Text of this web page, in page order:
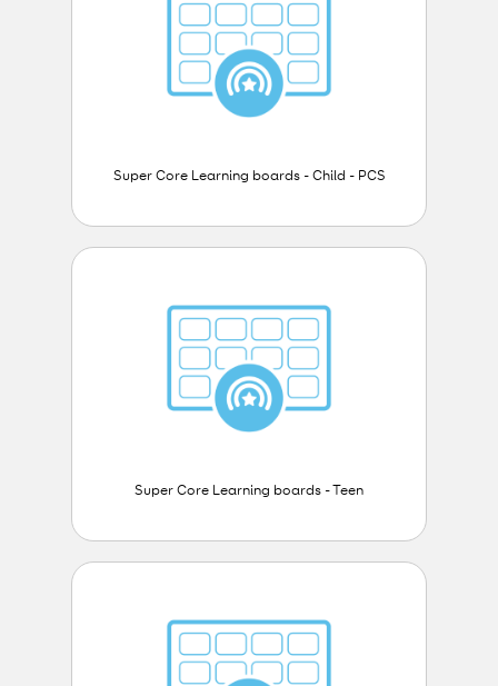
Super Core Learning boards - Child - PCS
Super Core Learning boards - Teen